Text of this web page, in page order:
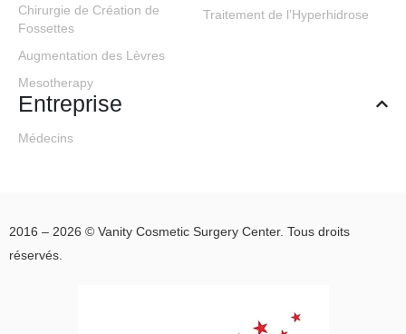
Chirurgie de Création de
Fossettes
Augmentation des Lèvres
Mesotherapy
Traitement de l’Hyperhidrose
Entreprise
Médecins
2016 – 2026 © Vanity Cosmetic Surgery Center. Tous droits
réservés.